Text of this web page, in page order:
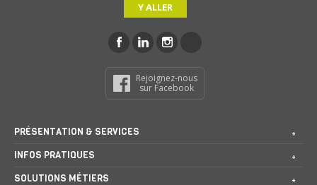
Y ALLER
Rejoignez-nous
sur Facebook
PRÉSENTATION & SERVICES
INFOS PRATIQUES
SOLUTIONS MÉTIERS